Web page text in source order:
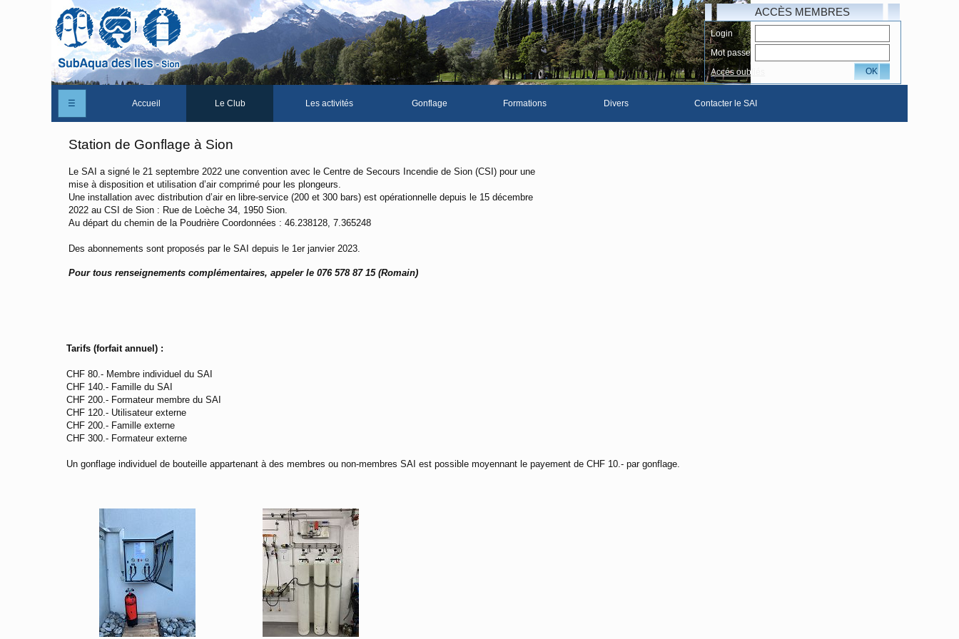
ACCÈS MEMBRES
Login
Mot passe
Accés oubliés
OK
☰ Accueil Le Club
Le comité
Les membres du club
Les activités Gonflage Formations Divers Contacter le SAI
Station de Gonflage à Sion
Le SAI a signé le 21 septembre 2022 une convention avec le Centre de Secours Incendie de Sion (CSI) pour une
mise à disposition et utilisation d’air comprimé pour les plongeurs.
Une installation avec distribution d’air en libre-service (200 et 300 bars) est opérationnelle depuis le 15 décembre
2022 au CSI de Sion : Rue de Loèche 34, 1950 Sion.
Au départ du chemin de la Poudrière Coordonnées : 46.238128, 7.365248
Des abonnements sont proposés par le SAI depuis le 1er janvier 2023.
Pour tous renseignements complémentaires, appeler le 076 578 87 15 (Romain)
Tarifs (forfait annuel) :
CHF 80.- Membre individuel du SAI
CHF 140.- Famille du SAI
CHF 200.- Formateur membre du SAI
CHF 120.- Utilisateur externe
CHF 200.- Famille externe
CHF 300.- Formateur externe
Un gonflage individuel de bouteille appartenant à des membres ou non-membres SAI est possible moyennant le payement de CHF 10.- par gonflage.